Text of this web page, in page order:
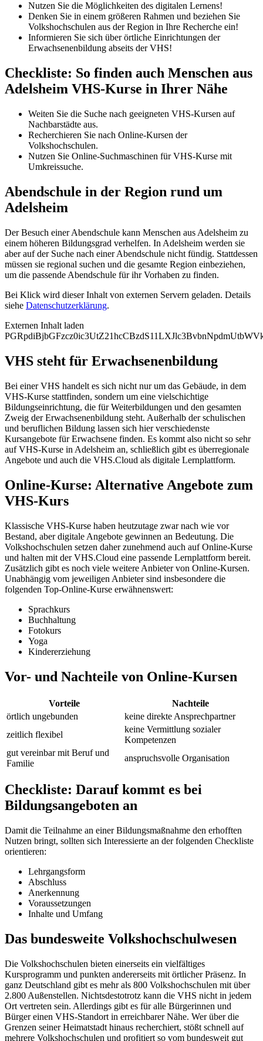
Nutzen Sie die Möglichkeiten des digitalen Lernens!
Denken Sie in einem größeren Rahmen und beziehen Sie
Volkshochschulen aus der Region in Ihre Recherche ein!
Informieren Sie sich über örtliche Einrichtungen der
Erwachsenenbildung abseits der VHS!
Checkliste: So finden auch Menschen aus
Adelsheim VHS-Kurse in Ihrer Nähe
Weiten Sie die Suche nach geeigneten VHS-Kursen auf
Nachbarstädte aus.
Recherchieren Sie nach Online-Kursen der
Volkshochschulen.
Nutzen Sie Online-Suchmaschinen für VHS-Kurse mit
Umkreissuche.
Abendschule in der Region rund um
Adelsheim
Der Besuch einer Abendschule kann Menschen aus Adelsheim zu
einem höheren Bildungsgrad verhelfen. In Adelsheim werden sie
aber auf der Suche nach einer Abendschule nicht fündig. Stattdessen
müssen sie regional suchen und die gesamte Region einbeziehen,
um die passende Abendschule für ihr Vorhaben zu finden.
Bei Klick wird dieser Inhalt von externen Servern geladen. Details
siehe Datenschutzerklärung.
Externen Inhalt laden
VHS steht für Erwachsenenbildung
Bei einer VHS handelt es sich nicht nur um das Gebäude, in dem
VHS-Kurse stattfinden, sondern um eine vielschichtige
Bildungseinrichtung, die für Weiterbildungen und den gesamten
Zweig der Erwachsenenbildung steht. Außerhalb der schulischen
und beruflichen Bildung lassen sich hier verschiedenste
Kursangebote für Erwachsene finden. Es kommt also nicht so sehr
auf VHS-Kurse in Adelsheim an, schließlich gibt es überregionale
Angebote und auch die VHS.Cloud als digitale Lernplattform.
Online-Kurse: Alternative Angebote zum
VHS-Kurs
Klassische VHS-Kurse haben heutzutage zwar nach wie vor
Bestand, aber digitale Angebote gewinnen an Bedeutung. Die
Volkshochschulen setzen daher zunehmend auch auf Online-Kurse
und halten mit der VHS.Cloud eine passende Lernplattform bereit.
Zusätzlich gibt es noch viele weitere Anbieter von Online-Kursen.
Unabhängig vom jeweiligen Anbieter sind insbesondere die
folgenden Top-Online-Kurse erwähnenswert:
Sprachkurs
Buchhaltung
Fotokurs
Yoga
Kindererziehung
Vor- und Nachteile von Online-Kursen
Vorteile
Nachteile
örtlich ungebunden
keine direkte Ansprechpartner
zeitlich flexibel
keine Vermittlung sozialer
Kompetenzen
gut vereinbar mit Beruf und
Familie
anspruchsvolle Organisation
Checkliste: Darauf kommt es bei
Bildungsangeboten an
Damit die Teilnahme an einer Bildungsmaßnahme den erhofften
Nutzen bringt, sollten sich Interessierte an der folgenden Checkliste
orientieren:
Lehrgangsform
Abschluss
Anerkennung
Voraussetzungen
Inhalte und Umfang
Das bundesweite Volkshochschulwesen
Die Volkshochschulen bieten einerseits ein vielfältiges
Kursprogramm und punkten andererseits mit örtlicher Präsenz. In
ganz Deutschland gibt es mehr als 800 Volkshochschulen mit über
2.800 Außenstellen. Nichtsdestotrotz kann die VHS nicht in jedem
Ort vertreten sein. Allerdings gibt es für alle Bürgerinnen und
Bürger einen VHS-Standort in erreichbarer Nähe. Wer über die
Grenzen seiner Heimatstadt hinaus recherchiert, stößt schnell auf
mehrere Volkshochschulen und profitiert so vom bundesweit gut